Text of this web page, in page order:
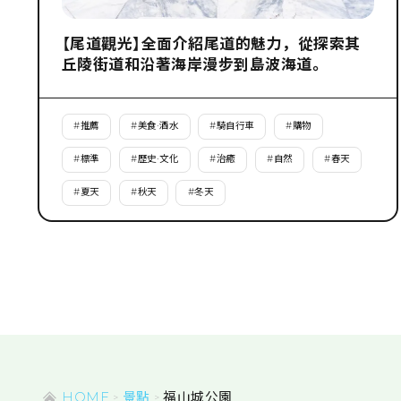
【尾道觀光】全面介紹尾道的魅力，從探索其
丘陵街道和沿著海岸漫步到島波海道。
#推薦 #美食·酒水 #騎自行車 #購物
#標準 #歷史·文化 #治癒 #自然 #春天
#夏天 #秋天 #冬天